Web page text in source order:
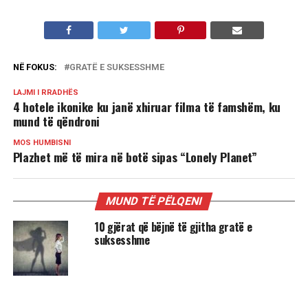
NË FOKUS: GRATË E SUKSESSHME
LAJMI I RRADHËS
4 hotele ikonike ku janë xhiruar filma të famshëm, ku
mund të qëndroni
MOS HUMBISNI
Plazhet më të mira në botë sipas “Lonely Planet”
MUND TË PËLQENI
10 gjërat që bëjnë të gjitha gratë e
suksesshme